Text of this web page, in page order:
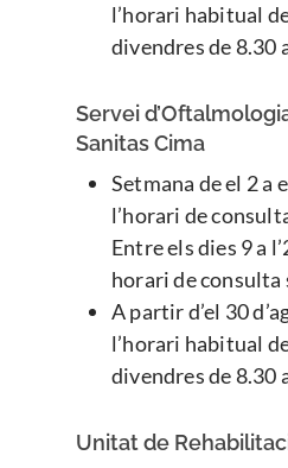
l’horari habitual
divendres de 8.30
Servei
Sanitas Cima
Setmana de el 2 a
l’horari de
Entre els dies 9 a
horari de consulta
A partir d’el 30
l’horari habitual
divendres de 8.30
Unitat de